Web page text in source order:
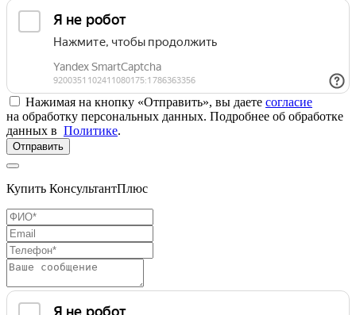
Нажимая на кнопку «Отправить», вы даете согласие
на обработку персональных данных. Подробнее об обработке
данных в Политике.
Отправить
Купить КонсультантПлюс